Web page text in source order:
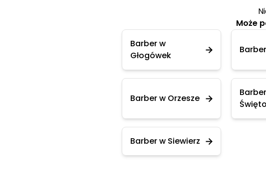
Może
Barber w
Głogówek
Barber w Orzesze
Barber w Siewierz